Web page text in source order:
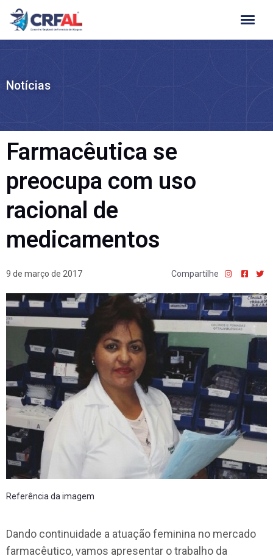
Ir
para
Notícias
Farmacêutica se
preocupa com uso
racional de
medicamentos
9 de março de 2017 Compartilhe
Referência da imagem
Dando continuidade a atuação feminina no mercado
farmacêutico, vamos apresentar o trabalho da